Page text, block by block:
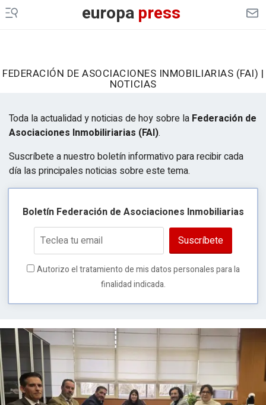
europapress
FEDERACIÓN DE ASOCIACIONES INMOBILIARIAS (FAI) |
NOTICIAS
Toda la actualidad y noticias de hoy sobre la Federación de
Asociaciones Inmobiliriarias (FAI).
Suscríbete a nuestro boletín informativo para recibir cada
día las principales noticias sobre este tema.
Boletín Federación de Asociaciones Inmobiliarias
Suscríbete
Autorizo el tratamiento de mis datos personales para la
finalidad indicada.